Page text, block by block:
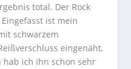
total. Der Rock
ist mein
schwarzem
eingenäht,
hab ich ihn schon sehr